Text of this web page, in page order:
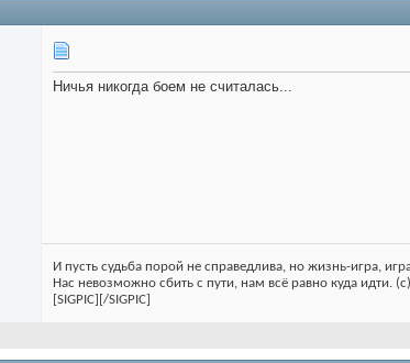
Ничья никогда боем не считалась...
И пусть судьба порой не справедлива, но жизнь-игра,
Нас невозможно сбить с пути, нам всё равно куда идти. (с)
[SIGPIC][/SIGPIC]